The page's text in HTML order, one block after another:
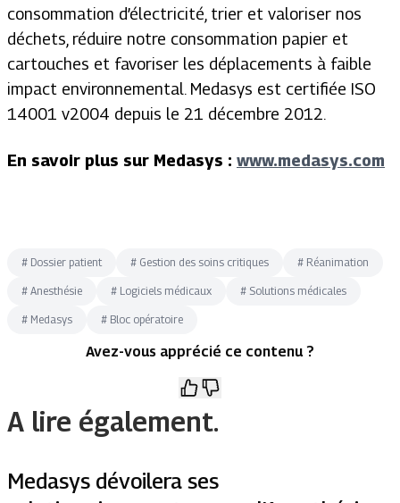
consommation d’électricité, trier et valoriser nos
déchets, réduire notre consommation papier et
cartouches et favoriser les déplacements à faible
impact environnemental. Medasys est certifiée ISO
14001 v2004 depuis le 21 décembre 2012.
En savoir plus sur Medasys : www.medasys.com
# Dossier patient # Gestion des soins critiques # Réanimation
# Anesthésie # Logiciels médicaux # Solutions médicales
# Medasys # Bloc opératoire
Avez-vous apprécié ce contenu ?
A lire également.
Medasys dévoilera ses